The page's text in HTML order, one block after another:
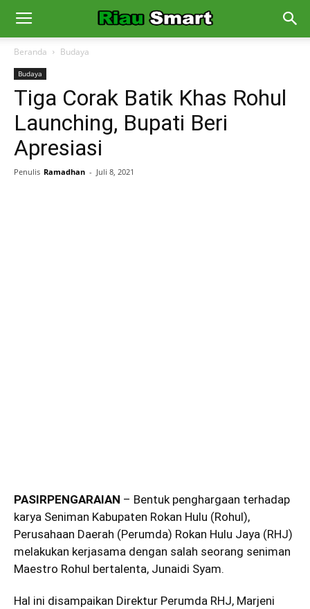
Beranda Budaya
Budaya
Tiga Corak Batik Khas Rohul
Launching, Bupati Beri
Apresiasi
Penulis Ramadhan - Juli 8, 2021
PASIRPENGARAIAN – Bentuk penghargaan terhadap
karya Seniman Kabupaten Rokan Hulu (Rohul),
Perusahaan Daerah (Perumda) Rokan Hulu Jaya (RHJ)
melakukan kerjasama dengan salah seorang seniman
Maestro Rohul bertalenta, Junaidi Syam.
Hal ini disampaikan Direktur Perumda RHJ, Marjeni